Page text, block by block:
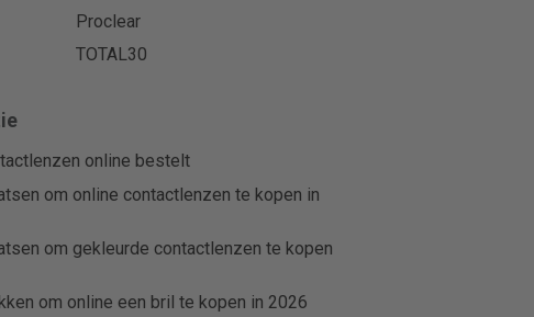
Proclear
TOTAL30
online bestelt
om online contactlenzen te kopen in
om gekleurde contactlenzen te kopen
om online een bril te kopen in 2026